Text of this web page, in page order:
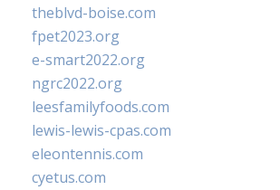
theblvd-boise.com
fpet2023.org
e-smart2022.org
ngrc2022.org
leesfamilyfoods.com
lewis-lewis-cpas.com
eleontennis.com
cyetus.com